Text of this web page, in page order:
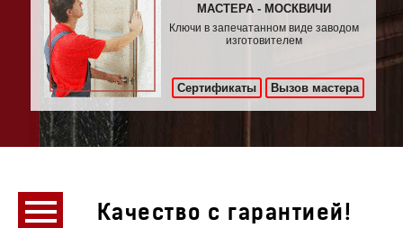
МАСТЕРА - МОСКВИЧИ
Ключи в запечатанном виде заводом
изготовителем
Сертификаты Вызов мастера
Качество с гарантией!